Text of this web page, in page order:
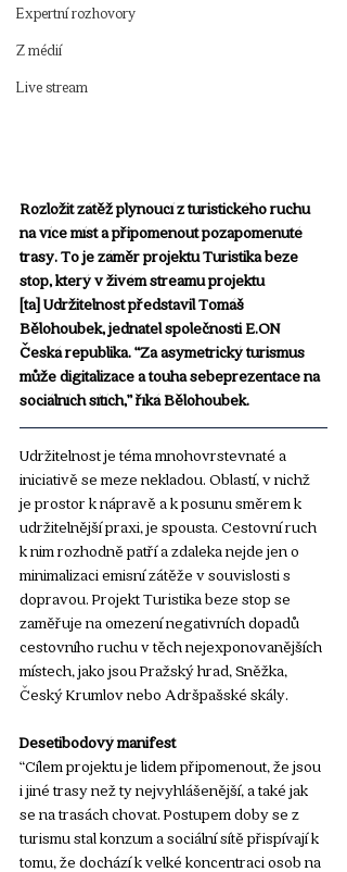
Expertní rozhovory
Z médií
Live stream
Rozložit zátěž plynoucí z turistického ruchu
na více míst a připomenout pozapomenuté
trasy. To je záměr projektu Turistika beze
stop, který v živém streamu projektu
[ta] Udržitelnost představil Tomáš
Bělohoubek, jednatel společnosti E.ON
Česká republika. “Za asymetrický turismus
může digitalizace a touha sebeprezentace na
sociálních sítích,” říká Bělohoubek.
Udržitelnost je téma mnohovrstevnaté a
iniciativě se meze nekladou. Oblastí, v nichž
je prostor k nápravě a k posunu směrem k
udržitelnější praxi, je spousta. Cestovní ruch
k nim rozhodně patří a zdaleka nejde jen o
minimalizaci emisní zátěže v souvislosti s
dopravou. Projekt Turistika beze stop se
zaměřuje na omezení negativních dopadů
cestovního ruchu v těch nejexponovanějších
místech, jako jsou Pražský hrad, Sněžka,
Český Krumlov nebo Adršpašské skály.
Desetibodový manifest
“Cílem projektu je lidem připomenout, že jsou
i jiné trasy než ty nejvyhlášenější, a také jak
se na trasách chovat. Postupem doby se z
turismu stal konzum a sociální sítě přispívají k
tomu, že dochází k velké koncentraci osob na